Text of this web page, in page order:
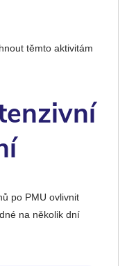
těmto aktivitám
po PMU ovlivnit
na několik dní